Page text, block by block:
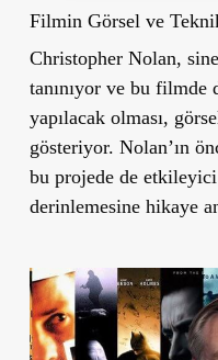
Filmin Görsel ve
Christopher Nolan,
tanınıyor ve bu
yapılacak olması,
gösteriyor. Nolan’ın
bu projede de
derinlemesine hikaye